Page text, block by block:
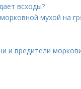
всходы?
мухой на
и вредители